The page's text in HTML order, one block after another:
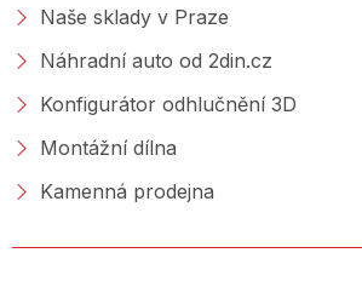
Naše sklady v Praze
Náhradní auto od 2din.cz
Konfigurátor odhlučnění 3D
Montážní dílna
Kamenná prodejna